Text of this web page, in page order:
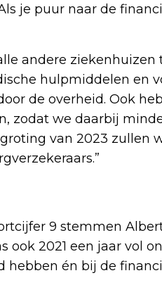
je puur naar de
andere
hulpmiddelen en
de overheid. Ook
zodat we daarbij
van 2023 zullen
9 stemmen
ook 2021 een jaar vol
hebben én bij de